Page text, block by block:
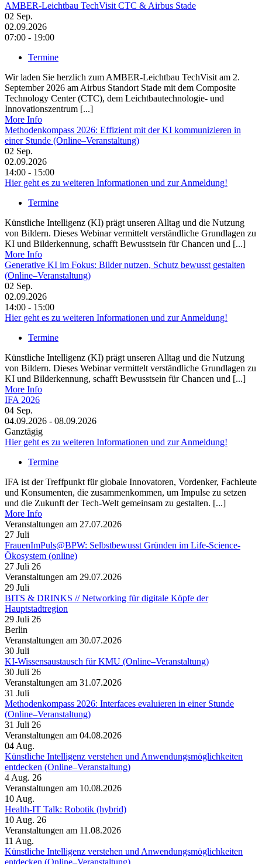
AMBER-Leichtbau TechVisit CTC & Airbus Stade
02 Sep.
02.09.2026
07:00 - 19:00
Termine
Wir laden Sie herzlich zum AMBER-Leichtbau TechVisit am 2.
September 2026 am Airbus Standort Stade mit dem Composite
Technology Center (CTC), dem Leichtbautechnologie- und
Innovationszentrum [...]
More Info
Methodenkompass 2026: Effizient mit der KI kommunizieren in
einer Stunde (Online–Veranstaltung)
02 Sep.
02.09.2026
14:00 - 15:00
Hier geht es zu weiteren Informationen und zur Anmeldung!
Termine
Künstliche Intelligenz (KI) prägt unseren Alltag und die Nutzung
von Bildern. Dieses Webinar vermittelt verständliche Grundlagen zu
KI und Bilderkennung, schafft Bewusstsein für Chancen und [...]
More Info
Generative KI im Fokus: Bilder nutzen, Schutz bewusst gestalten
(Online–Veranstaltung)
02 Sep.
02.09.2026
14:00 - 15:00
Hier geht es zu weiteren Informationen und zur Anmeldung!
Termine
Künstliche Intelligenz (KI) prägt unseren Alltag und die Nutzung
von Bildern. Dieses Webinar vermittelt verständliche Grundlagen zu
KI und Bilderkennung, schafft Bewusstsein für Chancen und [...]
More Info
IFA 2026
04 Sep.
04.09.2026 - 08.09.2026
Ganztägig
Hier geht es zu weiteren Informationen und zur Anmeldung!
Termine
IFA ist der Treffpunkt für globale Innovatoren, Vordenker, Fachleute
und Konsumenten, die zusammenkommen, um Impulse zu setzen
und die Zukunft der Tech-Welt gemeinsam zu gestalten. [...]
More Info
Veranstaltungen am 27.07.2026
27 Juli
FrauenImPuls@BPW: Selbstbewusst Gründen im Life-Science-
Ökosystem (online)
27 Juli 26
Veranstaltungen am 29.07.2026
29 Juli
BITS & DRINKS // Networking für digitale Köpfe der
Hauptstadtregion
29 Juli 26
Berlin
Veranstaltungen am 30.07.2026
30 Juli
KI-Wissensaustausch für KMU (Online–Veranstaltung)
30 Juli 26
Veranstaltungen am 31.07.2026
31 Juli
Methodenkompass 2026: Interfaces evaluieren in einer Stunde
(Online–Veranstaltung)
31 Juli 26
Veranstaltungen am 04.08.2026
04 Aug.
Künstliche Intelligenz verstehen und Anwendungsmöglichkeiten
entdecken (Online–Veranstaltung)
4 Aug. 26
Veranstaltungen am 10.08.2026
10 Aug.
Health-IT Talk: Robotik (hybrid)
10 Aug. 26
Veranstaltungen am 11.08.2026
11 Aug.
Künstliche Intelligenz verstehen und Anwendungsmöglichkeiten
entdecken (Online–Veranstaltung)